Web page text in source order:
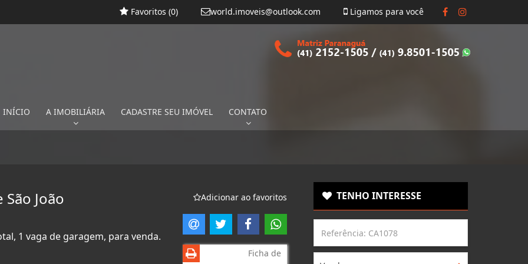
Ligamos para você
world.imoveis@outlook.com
Favoritos (0)
INÍCIO A IMOBILIÁRIA CADASTRE SEU IMÓVEL CONTATO
João
1 vaga de garagem, para venda.
Adicionar ao favoritos
Ficha de
TENHO INTERESSE